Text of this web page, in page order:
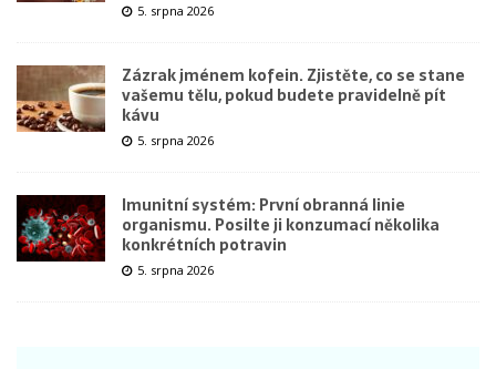
5. srpna 2026
Zázrak jménem kofein. Zjistěte, co se stane
vašemu tělu, pokud budete pravidelně pít
kávu
5. srpna 2026
Imunitní systém: První obranná linie
organismu. Posilte ji konzumací několika
konkrétních potravin
5. srpna 2026